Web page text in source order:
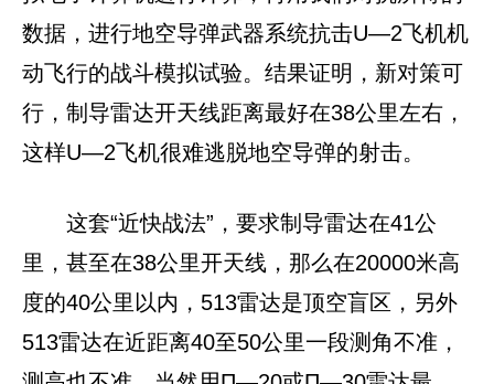
数据，进行地空导弹武器系统抗击U—2飞机机
动飞行的战斗模拟试验。结果证明，新对策可
行，制导雷达开天线距离最好在38公里左右，
这样U—2飞机很难逃脱地空导弹的射击。
这套“近快战法”，要求制导雷达在41公
里，甚至在38公里开天线，那么在20000米高
度的40公里以内，513雷达是顶空盲区，另外
513雷达在近距离40至50公里一段测角不准，